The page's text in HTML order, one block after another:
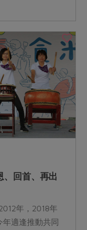
、回首、再出
年，2018年
適逢推動共同